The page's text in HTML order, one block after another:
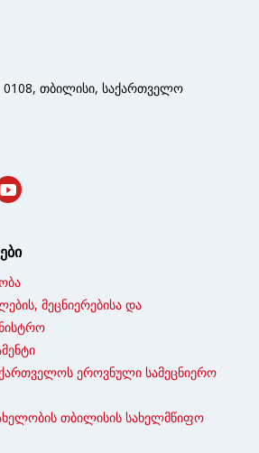
0108, თბილისი, საქართველო
მეცნიერებისა და
ეროვნული სამეცნიერო
თბილისის სახელმწიფო